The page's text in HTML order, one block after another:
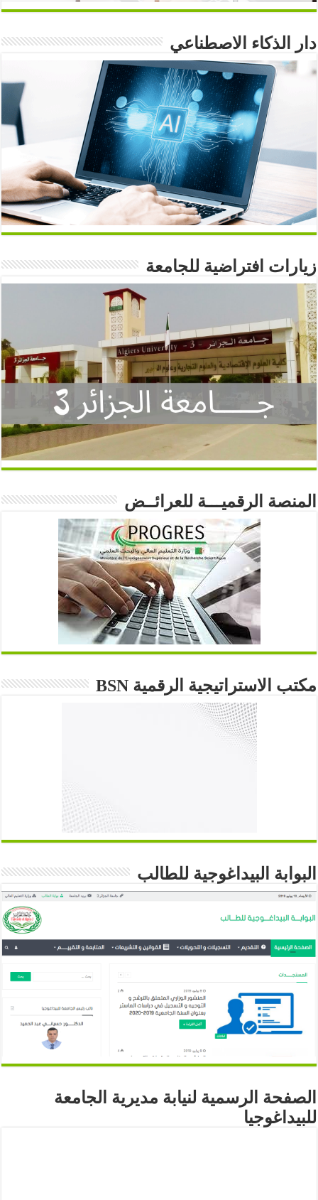
دار الذكاء الاصطناعي
زيارات افتراضية للجامعة
المنصة الرقميـــة للعرائــض
مكتب الاستراتيجية الرقمية BSN
البوابة البيداغوجية للطالب
الصفحة الرسمية لنيابة مديرية الجامعة
للبيداغوجيا